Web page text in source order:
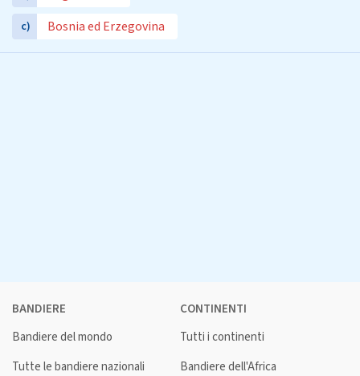
c) Bosnia ed Erzegovina
BANDIERE
Bandiere del mondo
Tutte le bandiere nazionali
CONTINENTI
Tutti i continenti
Bandiere dell'Africa